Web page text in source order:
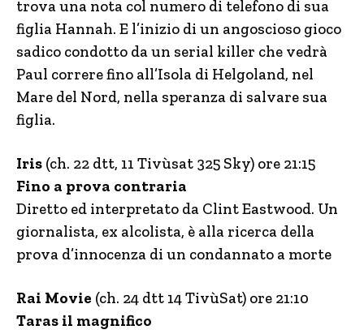
trova una nota col numero di telefono di sua
figlia Hannah. E l’inizio di un angoscioso gioco
sadico condotto da un serial killer che vedrà
Paul correre fino all’Isola di Helgoland, nel
Mare del Nord, nella speranza di salvare sua
figlia.
Iris (ch. 22 dtt, 11 Tivùsat 325 Sky) ore 21:15
Fino a prova contraria
Diretto ed interpretato da Clint Eastwood. Un
giornalista, ex alcolista, è alla ricerca della
prova d’innocenza di un condannato a morte
Rai Movie (ch. 24 dtt 14 TivùSat) ore 21:10
Taras il magnifico